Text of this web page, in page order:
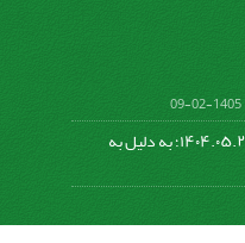
1405-02-09
عدم دسترسی به سایت در تاریخ ۱۴۰۴.۰۵.۲۷؛ به دلیل به